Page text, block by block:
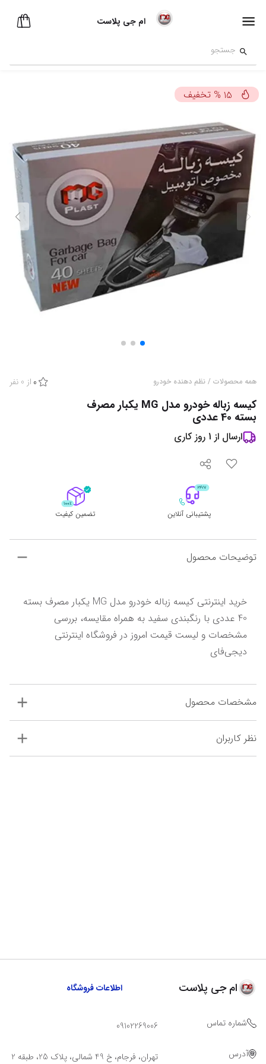
ام جی پلاست
15
% تخفیف
همه محصولات / نظم دهنده خودرو 0 از 0 نفر
کیسه زباله خودرو مدل MG یکبار مصرف
بسته 40 عددی
ارسال از 1 روز کاری
پشتیبانی آنلاین تضمین کیفیت
توضیحات محصول
دیجی‌فای
مشخصات محصول
نظر کاربران
ام جی پلاست اطلاعات فروشگاه
شماره تماس 09102269006
آدرس تهران، فرجام، خ 49 شمالی، پلاک 25، طبقه 2